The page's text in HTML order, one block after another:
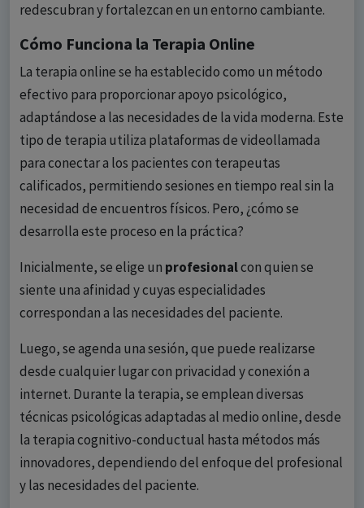
redescubran y fortalezcan en un entorno cambiante.
Cómo Funciona la Terapia Online
La terapia online se ha establecido como un método
efectivo para proporcionar apoyo psicológico,
adaptándose a las necesidades de la vida moderna. Este
tipo de terapia utiliza plataformas de videollamada
para conectar a los pacientes con terapeutas
calificados, permitiendo sesiones en tiempo real sin la
necesidad de encuentros físicos. Pero, ¿cómo se
desarrolla este proceso en la práctica?
Inicialmente, se elige un profesionalcon quien se
siente una afinidad y cuyas especialidades
correspondan a las necesidades del paciente.
Luego, se agenda una sesión, que puede realizarse
desde cualquier lugar con privacidad y conexión a
internet. Durante la terapia, se emplean diversas
técnicas psicológicas adaptadas al medio online, desde
la terapia cognitivo-conductual hasta métodos más
innovadores, dependiendo del enfoque del profesional
y las necesidades del paciente.